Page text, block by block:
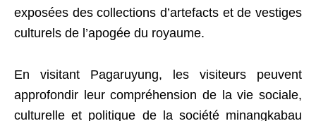
exposées des collections d’artefacts et de vestiges
culturels de l’apogée du royaume.
En visitant Pagaruyung, les visiteurs peuvent
approfondir leur compréhension de la vie sociale,
culturelle et politique de la société minangkabau